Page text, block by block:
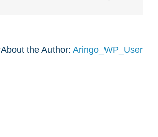
About the Author: Aringo_WP_User